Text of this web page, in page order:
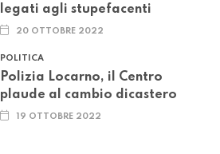
legati agli stupefacenti
20 OTTOBRE 2022
POLITICA
Polizia Locarno, il Centro
plaude al cambio dicastero
19 OTTOBRE 2022